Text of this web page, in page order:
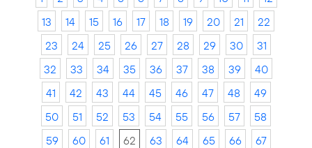
13
14 15 16 17 18 19 20 21
22
23
24 25 26 27 28 29 30
31
32
33 34 35 36 37 38 39
40
41
42 43 44 45 46 47 48
49
50
51 52 53 54 55 56 57
58
59
60 61 62 63 64 65 66
67